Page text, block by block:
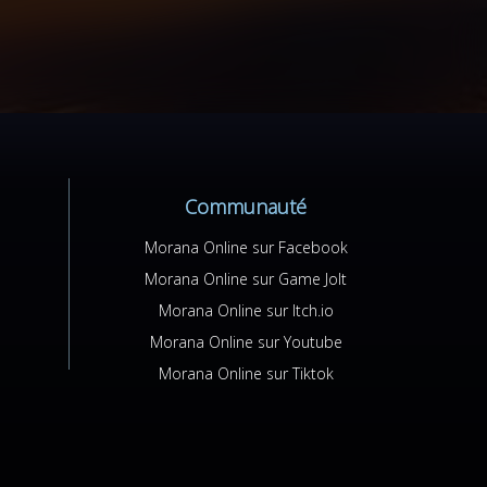
Communauté
Morana Online sur Facebook
Morana Online sur Game Jolt
Morana Online sur Itch.io
Morana Online sur Youtube
Morana Online sur Tiktok